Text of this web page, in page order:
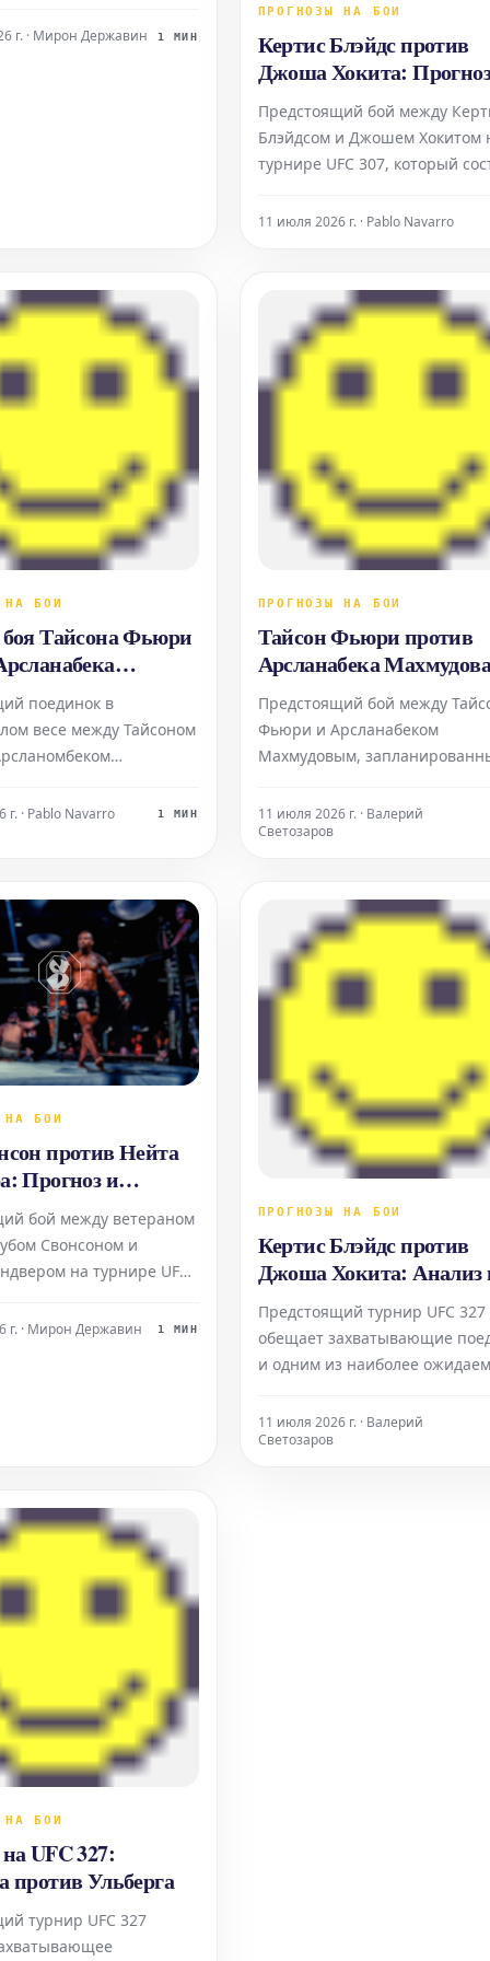
команда показала
г. · Мирон Державин 1 МИН
ПРОГНОЗЫ НА БОИ
Кертис Блэйдс против
Джоша Хокита:
ставки и коэффициенты
UFC 307
Предстоящий бой между
Блэйдсом и Джошем Хокитом
турнире UFC 307, который
захватывающим. Оба бойца
победу. Давайте рассмотрим их
сильные стороны и
исходы. Ке
11 июля 2026 г. · Pablo Navarro
НА БОИ
Тайсона Фьюри
время начала,
и андеркард
поединок в
весе между Тайсоном
бокса.
спортсмена.
бой Большинство
· Pablo Navarro 1 МИН
ПРОГНОЗЫ НА БОИ
Тайсон Фьюри против
Арсланабека
Анализ и Прогноз от
Эксперта
Предстоящий бой между
Фьюри и Арсланабеком
Махмудовым,
интерес у поклонников бокса.
поединок обещает быть
спортсменов. По данным
букмекерских контор, Тайсон
считается ф
11 июля 2026 г. · Валерий
Светозаров
НА БОИ
против Нейта
Прогноз и
на бой UFC
бой между ветераном
Свонсоном и
на турнире UFC
своим агрессивным
г. · Мирон Державин 1 МИН
ПРОГНОЗЫ НА БОИ
Кертис Блэйдс против
Джоша Хокита: Анализ
прогнозы UFC 327
Предстоящий турнир UFC 327
обещает захватывающие
и одним из наиболее
тяжеловесов Кертиса
Джоша Хокита. Этот бой
11 июля 2026 г. · Валерий
Светозаров
НА БОИ
UFC 327:
против Ульберга
турнир UFC 327